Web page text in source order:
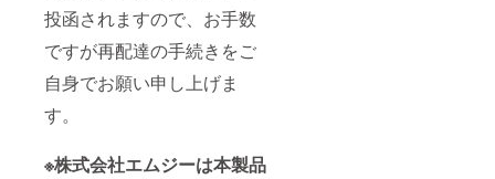
投函されますので、お手数
ですが再配達の手続きをご
自身でお願い申し上げま
す。
※株式会社エムジーは本製品